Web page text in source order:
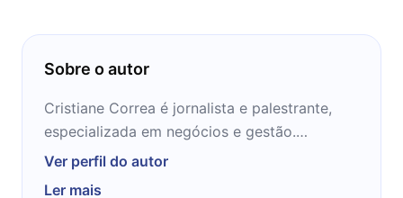
Sobre o autor
Cristiane Correa é jornalista e palestrante,
especializada em negócios e gestão.
Ver perfil do autor
Ler mais